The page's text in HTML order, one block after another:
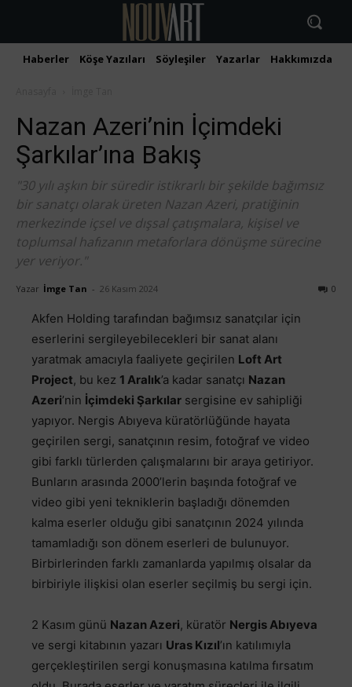
Haberler Köşe Yazıları Söyleşiler Yazarlar Hakkımızda
Nazan Azeri’nin İçimdeki
Şarkılar’ına Bakış
"30 yılı aşkın bir süredir istikrarlı bir şekilde bağımsız
bir sanatçı olarak üreten Nazan Azeri, pratiğinin
merkezinde içsel ve dışsal çatışmalara, kişisel ve
toplumsal hafızanın metaforlara dönüşme sürecine
yer veriyor."
Yazar İmge Tan - 26 Kasım 2024 0
Akfen Holding tarafından bağımsız sanatçılar için
eserlerini sergileyebilecekleri bir sanat alanı
yaratmak amacıyla faaliyete geçirilen Loft Art
Project, bu kez 1 Aralık’a kadar sanatçı Nazan
Azeri’nin İçimdeki Şarkılar sergisine ev sahipliği
yapıyor. Nergis Abıyeva küratörlüğünde hayata
geçirilen sergi, sanatçının resim, fotoğraf ve video
gibi farklı türlerden çalışmalarını bir araya getiriyor.
Bunların arasında 2000’lerin başında fotoğraf ve
video gibi yeni tekniklerin başladığı dönemden
kalma eserler olduğu gibi sanatçının 2024 yılında
tamamladığı son dönem eserleri de bulunuyor.
Birbirlerinden farklı zamanlarda yapılmış olsalar da
birbiriyle ilişkisi olan eserler seçilmiş bu sergi için.
2 Kasım günü Nazan Azeri, küratör Nergis Abıyeva
ve sergi kitabının yazarı Uras Kızıl’ın katılımıyla
gerçekleştirilen sergi konuşmasına katılma fırsatım